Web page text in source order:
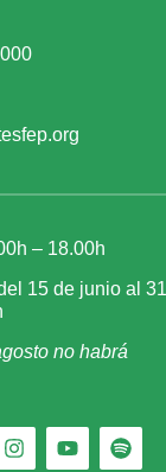
– 18.00h
15 de junio al
no habrá